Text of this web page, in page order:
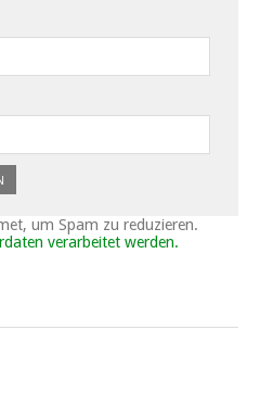
um Spam zu reduzieren.
verarbeitet werden.